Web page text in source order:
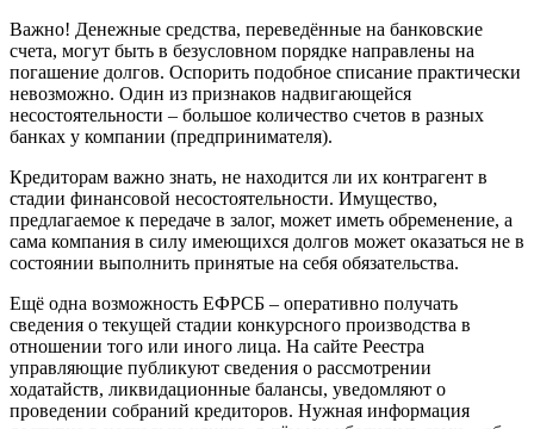
Важно! Денежные средства, переведённые на банковские
счета, могут быть в безусловном порядке направлены на
погашение долгов. Оспорить подобное списание практически
невозможно. Один из признаков надвигающейся
несостоятельности – большое количество счетов в разных
банках у компании (предпринимателя).
Кредиторам важно знать, не находится ли их контрагент в
стадии финансовой несостоятельности. Имущество,
предлагаемое к передаче в залог, может иметь обременение, а
сама компания в силу имеющихся долгов может оказаться не в
состоянии выполнить принятые на себя обязательства.
Ещё одна возможность ЕФРСБ – оперативно получать
сведения о текущей стадии конкурсного производства в
отношении того или иного лица. На сайте Реестра
управляющие публикуют сведения о рассмотрении
ходатайств, ликвидационные балансы, уведомляют о
проведении собраний кредиторов. Нужная информация